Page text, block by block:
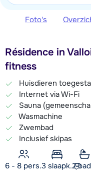
Foto's
Résidence in
fitness
Huisdieren
Internet via Wi-Fi
Sauna
Wasmachine
Zwembad
Inclusief skipas
6 - 8 pers.3 slaapk.2